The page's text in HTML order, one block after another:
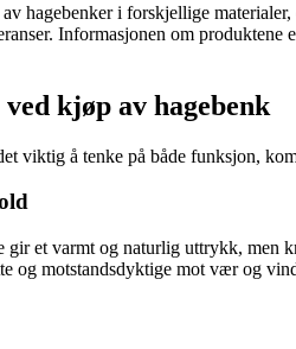
hagebenker i forskjellige
Informasjonen om
kjøp av hagebenk
viktig å tenke på både funksjon,
gir et varmt og naturlig uttrykk, men
og motstandsdyktige mot vær og